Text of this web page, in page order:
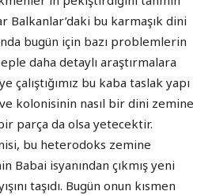
bu karmaşık dini
bugün için bazı problemlerin
daha detaylı araştırmalara
çalıştığımız bu kaba taslak yapı
kolonisinin nasıl bir dini zemine
parça da olsa yetecektir.
bu heterodoks zemine
Babai isyanından çıkmış yeni
taşıdı. Bugün onun kısmen